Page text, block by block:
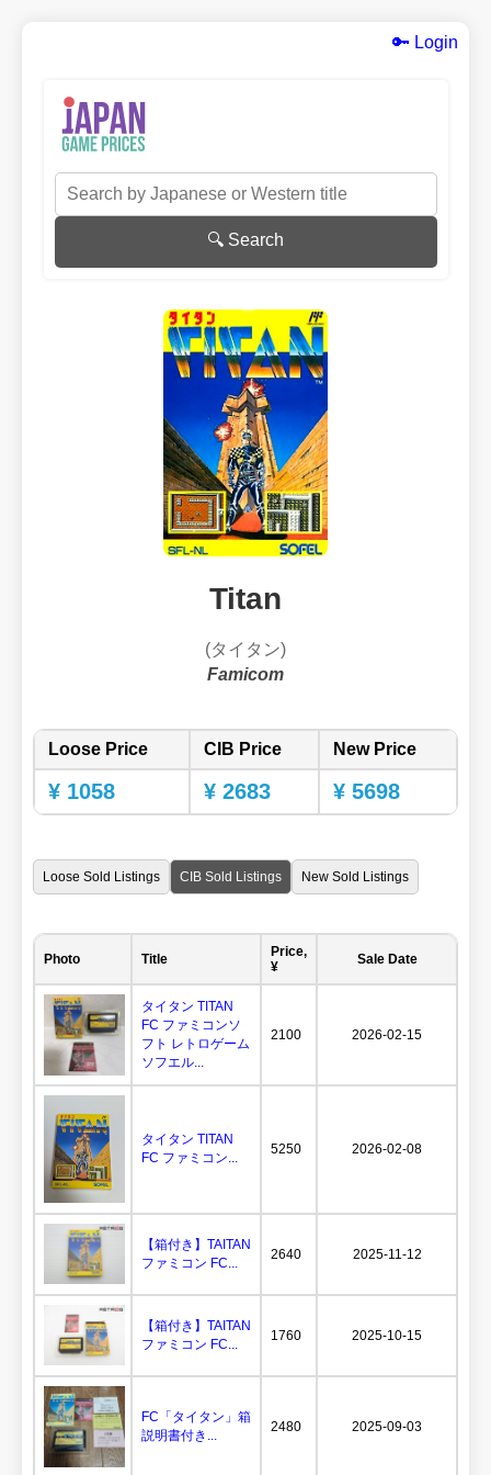
🔑 Login
🔍 Search
Titan
(タイタン)
Famicom
Loose Price CIB Price New Price
¥ 1058 ¥ 2683 ¥ 5698
Loose Sold Listings CIB Sold Listings New Sold Listings
Photo Title
Price,
¥
Sale Date
タイタン TITAN
FC ファミコンソ
フト レトロゲーム
ソフエル...
2100 2026-02-15
タイタン TITAN
FC ファミコン...
5250 2026-02-08
【箱付き】TAITAN
ファミコン FC...
2640 2025-11-12
【箱付き】TAITAN
ファミコン FC...
1760 2025-10-15
FC「タイタン」箱
説明書付き...
2480 2025-09-03